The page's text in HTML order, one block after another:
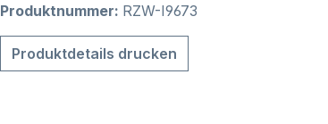
Produktnummer: RZW-I9673
Produktdetails drucken